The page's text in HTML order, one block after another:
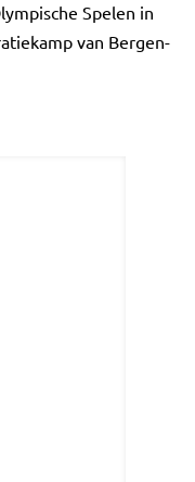
Spelen in
van Bergen-